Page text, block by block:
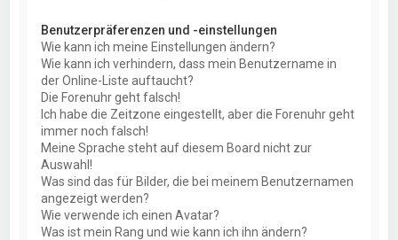
Benutzerpräferenzen und -einstellungen
Wie kann ich meine Einstellungen ändern?
Wie kann ich verhindern, dass mein Benutzername in
der Online-Liste auftaucht?
Die Forenuhr geht falsch!
Ich habe die Zeitzone eingestellt, aber die Forenuhr geht
immer noch falsch!
Meine Sprache steht auf diesem Board nicht zur
Auswahl!
Was sind das für Bilder, die bei meinem Benutzernamen
angezeigt werden?
Wie verwende ich einen Avatar?
Was ist mein Rang und wie kann ich ihn ändern?